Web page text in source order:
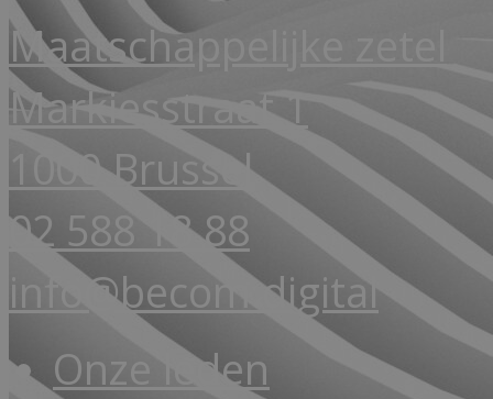
Maatschappelijke zetel
Markiesstraat 1
1000 Brussel
02 588 18 88
info@becom.digital
Onze leden